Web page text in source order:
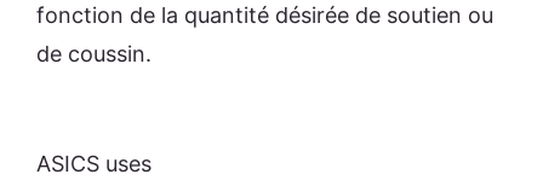
fonction de la quantité désirée de soutien ou
de coussin.
ASICS uses